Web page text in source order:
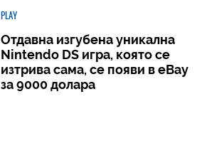
PLAY
Отдавна изгубена уникална
Nintendo DS игра, която се
изтрива сама, се появи в eBay
за 9000 долара